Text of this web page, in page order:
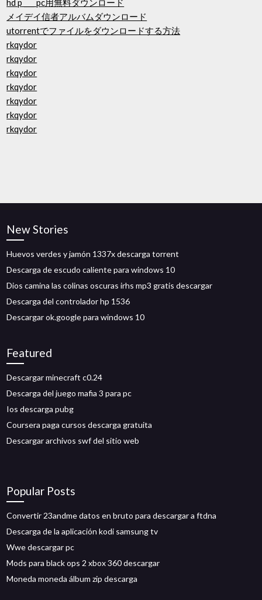
hd p ___ pc用無料ダウンロード
メイデイ信者アルバムダウンロード
utorrentでファイルをダウンロードする方法
rkqydor
rkqydor
rkqydor
rkqydor
rkqydor
rkqydor
rkqydor
New Stories
Huevos verdes y jamón 1337x descarga torrent
Descarga de escudo caliente para windows 10
Dios camina las colinas oscuras irhs mp3 gratis descargar
Descarga del controlador hp 1536
Descargar ok.google para windows 10
Featured
Descargar minecraft c0.24
Descarga del juego mafia 3 para pc
Ios descarga pubg
Coursera paga cursos descarga gratuita
Descargar archivos swf del sitio web
Popular Posts
Convertir 23andme datos en bruto para descargar a ftdna
Descarga de la aplicación kodi samsung tv
Wwe descargar pc
Mods para black ops 2 xbox 360 descargar
Moneda moneda álbum zip descarga